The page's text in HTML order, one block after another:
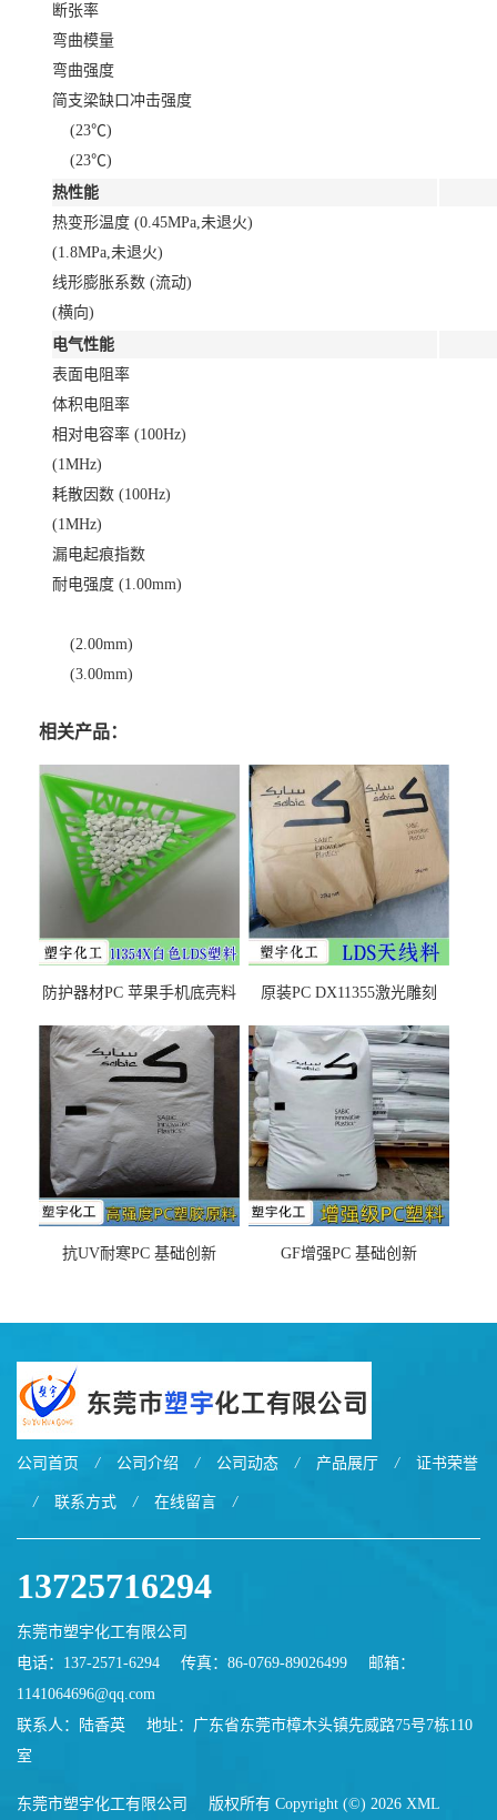
断张率
弯曲模量
弯曲强度
简支梁缺口冲击强度
(23℃)
(23℃)
热性能
热变形温度 (0.45MPa,未退火)
(1.8MPa,未退火)
线形膨胀系数 (流动)
(横向)
电气性能
表面电阻率
体积电阻率
相对电容率 (100Hz)
(1MHz)
耗散因数 (100Hz)
(1MHz)
漏电起痕指数
耐电强度 (1.00mm)
(2.00mm)
(3.00mm)
相关产品：
防护器材PC 苹果手机底壳料
之忧
原装PC DX11355激光雕刻
抗UV耐寒PC 基础创新
GF增强PC 基础创新
公司首页 / 公司介绍 / 公司动态 / 产品展厅 / 证书荣誉
/ 联系方式 / 在线留言 /
13725716294
东莞市塑宇化工有限公司
电话：137-2571-6294
传真：86-0769-89026499
邮箱：
1141064696@qq.com
联系人：陆香英
地址：广东省东莞市樟木头镇先威路75号7栋110
室
东莞市塑宇化工有限公司 版权所有 Copyright (©) 2026 XML